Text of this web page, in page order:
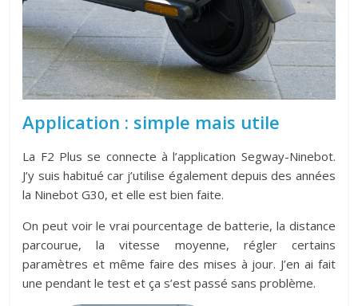
Application : simple mais utile
La F2 Plus se connecte à l’application Segway-Ninebot.
J’y suis habitué car j’utilise également depuis des années
la Ninebot G30, et elle est bien faite.
On peut voir le vrai pourcentage de batterie, la distance
parcourue, la vitesse moyenne, régler certains
paramètres et même faire des mises à jour. J’en ai fait
une pendant le test et ça s’est passé sans problème.